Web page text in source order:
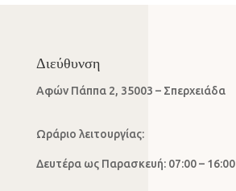
Διεύθυνση
Αφών Πάππα 2, 35003 – Σπερχειάδα
Ωράριο λειτουργίας:
Δευτέρα ως Παρασκευή: 07:00 – 16:00